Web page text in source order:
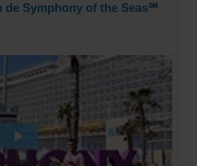
de Symphony of the Seas℠